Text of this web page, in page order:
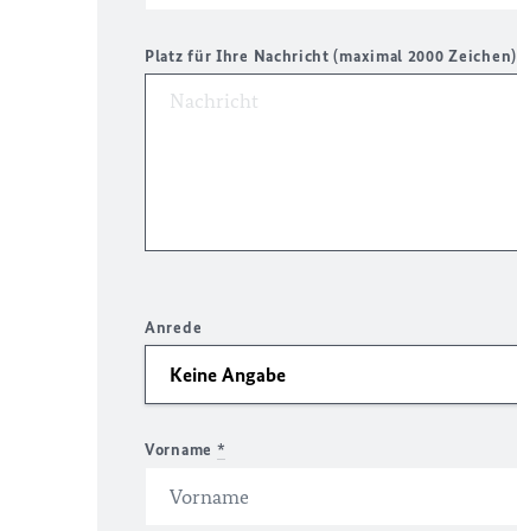
Platz für Ihre Nachricht (maximal 2000 Zeichen)
Anrede
Vorname *